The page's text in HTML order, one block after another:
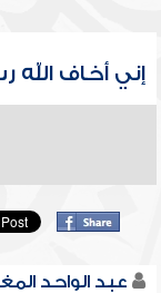
إني أخاف الله
عبد الواحد